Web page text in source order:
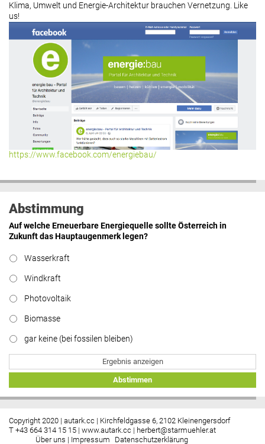
Klima, Umwelt und Energie-Architektur brauchen Vernetzung. Like
us!
https://www.facebook.com/energiebau/
Abstimmung
Auf welche Erneuerbare Energiequelle sollte Österreich in
Zukunft das Hauptaugenmerk legen?
Wasserkraft
Windkraft
Photovoltaik
Biomasse
gar keine (bei fossilen bleiben)
Ergebnis anzeigen
Abstimmen
Copyright 2020 | autark.cc | Kirchfeldgasse 6, 2102 Kleinengersdorf
T +43 664 314 15 15 | www.autark.cc | herbert@starmuehler.at
Über uns | Impressum Datenschutzerklärung